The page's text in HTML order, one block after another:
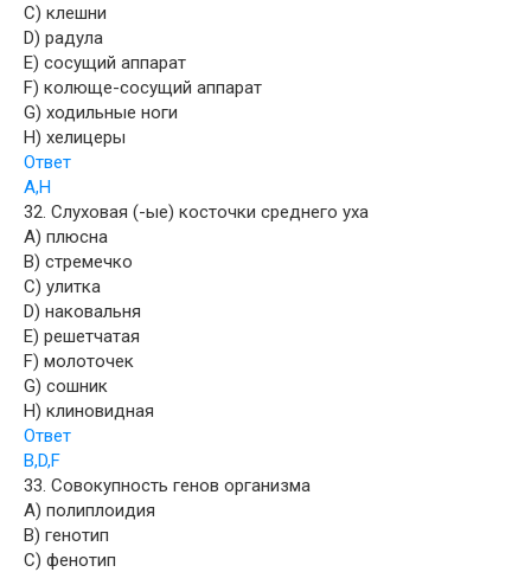
C) клешни
D) радула
E) сосущий аппарат
F) колюще-сосущий аппарат
G) ходильные ноги
H) хелицеры
Ответ
A,H
32. Слуховая (-ые) косточки среднего уха
A) плюсна
B) стремечко
C) улитка
D) наковальня
E) решетчатая
F) молоточек
G) сошник
H) клиновидная
Ответ
B,D,F
33. Совокупность генов организма
A) полиплоидия
B) генотип
C) фенотип